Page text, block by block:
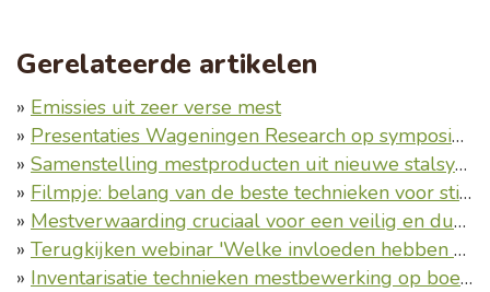
Gerelateerde artikelen
» Emissies uit zeer verse mest
» Presentaties Wageningen Research op symposium NCM 6 oktober 2022
» Samenstelling mestproducten uit nieuwe stalsystemen nader geanalyseerd (BSMO)
» Filmpje: belang van de beste technieken voor stikstof, klimaat, circulaire landbouw en economie
» Mestverwaarding cruciaal voor een veilig en duurzaam Nederland - Terugblik op een geslaagd NCM-symposium
» Terugkijken webinar 'Welke invloeden hebben nieuwe stalsystemen op de eigenschappen, emissies en waarde van mest?'
» Inventarisatie technieken mestbewerking op boerderijschaal